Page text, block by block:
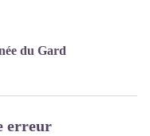
du Gard
erreur